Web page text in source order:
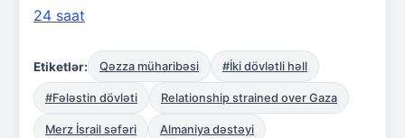
24 saat
Etiketlər: Qəzza müharibəsi #İki dövlətli həll
#Fələstin dövləti Relationship strained over Gaza
Merz İsrail səfəri Almaniya dəstəyi